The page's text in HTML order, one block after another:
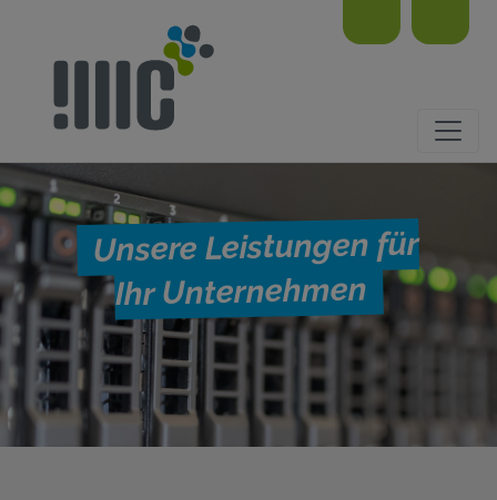
Unsere Leistungen für
Ihr Unternehmen